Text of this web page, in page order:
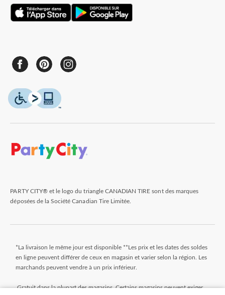
PARTY CITY® et le logo du triangle CANADIAN TIRE sont des marques
déposées de la Société Canadian Tire Limitée.
*La livraison le même jour est disponible **Les prix et les dates des soldes
en ligne peuvent différer de ceux en magasin et varier selon la région. Les
marchands peuvent vendre à un prix inférieur.
Gratuit dans la plupart des magasins. Certains magasins peuvent exiger